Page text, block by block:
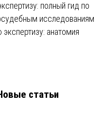
полный гид по
исследованиям
анатомия
статьи